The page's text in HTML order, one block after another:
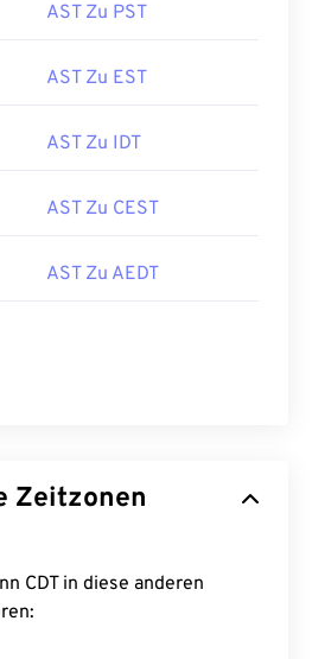
AST Zu PST
AST Zu EST
AST Zu IDT
AST Zu CEST
AST Zu AEDT
Zeitzonen
CDT in diese anderen